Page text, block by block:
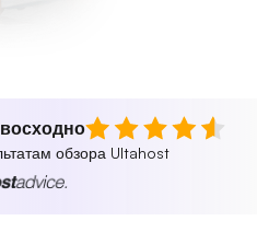
обзора Ultahost